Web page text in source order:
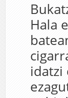
Hala
idatzi